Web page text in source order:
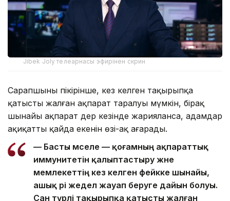
Jibek Joly телеарнасы эфирінен скрин
Сарапшының пікірінше, кез келген тақырыпқа
қатысты жалған ақпарат таралуы мүмкін, бірақ
шынайы ақпарат дер кезінде жарияланса, адамдар
ақиқаттың қайда екенін өзі-ақ аңғарады.
— Басты мәселе — қоғамның ақпараттық
иммунитетін қалыптастыру және
мемлекеттің кез келген фейкке шынайы,
ашық әрі жедел жауап беруге дайын болуы.
Сан түрлі тақырыпқа қатысты жалған